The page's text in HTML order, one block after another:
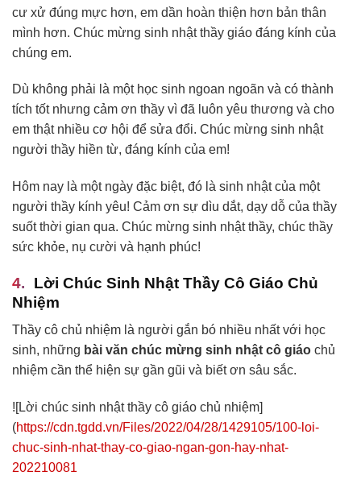
cư xử đúng mực hơn, em dần hoàn thiện hơn bản thân
mình hơn. Chúc mừng sinh nhật thầy giáo đáng kính của
chúng em.
Dù không phải là một học sinh ngoan ngoãn và có thành
tích tốt nhưng cảm ơn thầy vì đã luôn yêu thương và cho
em thật nhiều cơ hội để sửa đổi. Chúc mừng sinh nhật
người thầy hiền từ, đáng kính của em!
Hôm nay là một ngày đặc biệt, đó là sinh nhật của một
người thầy kính yêu! Cảm ơn sự dìu dắt, dạy dỗ của thầy
suốt thời gian qua. Chúc mừng sinh nhật thầy, chúc thầy
sức khỏe, nụ cười và hạnh phúc!
Lời Chúc Sinh Nhật Thầy Cô Giáo Chủ
Nhiệm
Thầy cô chủ nhiệm là người gắn bó nhiều nhất với học
sinh, những bài văn chúc mừng sinh nhật cô giáo chủ
nhiệm cần thể hiện sự gần gũi và biết ơn sâu sắc.
![Lời chúc sinh nhật thầy cô giáo chủ nhiệm]
(https://cdn.tgdd.vn/Files/2022/04/28/1429105/100-loi-
chuc-sinh-nhat-thay-co-giao-ngan-gon-hay-nhat-
202210081